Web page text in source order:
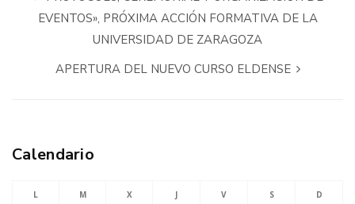
EVENTOS», PRÓXIMA ACCIÓN FORMATIVA DE LA
UNIVERSIDAD DE ZARAGOZA
APERTURA DEL NUEVO CURSO ELDENSE
Calendario
L M X J V S D